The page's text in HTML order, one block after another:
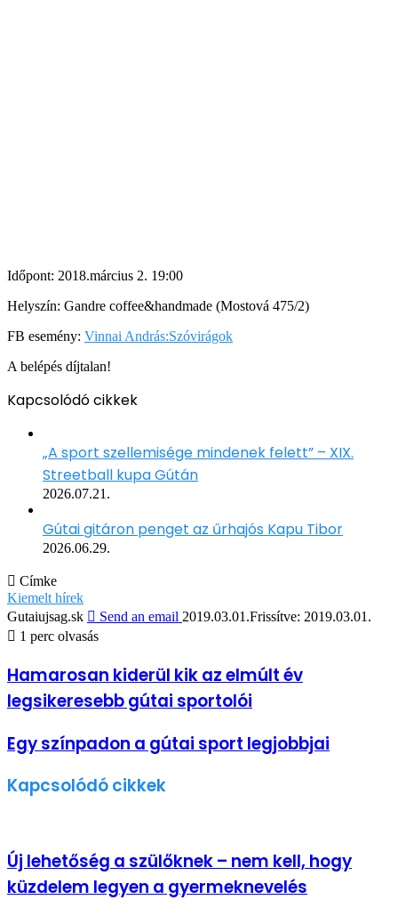
Időpont: 2018.március 2. 19:00
Helyszín: Gandre coffee&handmade (Mostová 475/2)
FB esemény: Vinnai András:Szóvirágok
A belépés díjtalan!
Kapcsolódó cikkek
„A sport szellemisége mindenek felett” – XIX.
Streetball kupa Gútán
2026.07.21.
Gútai gitáron penget az űrhajós Kapu Tibor
2026.06.29.
Címke
Kiemelt hírek
Gutaiujsag.sk
Send an email 2019.03.01.Frissítve: 2019.03.01.
1 perc olvasás
Hamarosan kiderül kik az elmúlt év
legsikeresebb gútai sportolói
Egy színpadon a gútai sport legjobbjai
Kapcsolódó cikkek
Új lehetőség a szülőknek – nem kell, hogy
küzdelem legyen a gyermeknevelés